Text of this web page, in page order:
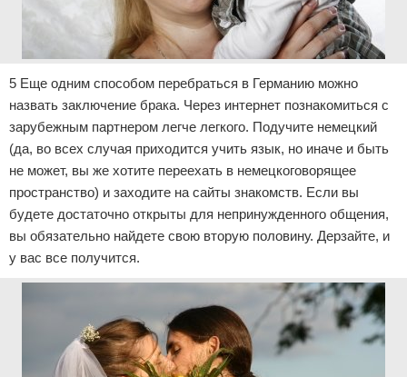
5 Еще одним способом перебраться в Германию можно
назвать заключение брака. Через интернет познакомиться с
зарубежным партнером легче легкого. Подучите немецкий
(да, во всех случая приходится учить язык, но иначе и быть
не может, вы же хотите переехать в немецкоговорящее
пространство) и заходите на сайты знакомств. Если вы
будете достаточно открыты для непринужденного общения,
вы обязательно найдете свою вторую половину. Дерзайте, и
у вас все получится.